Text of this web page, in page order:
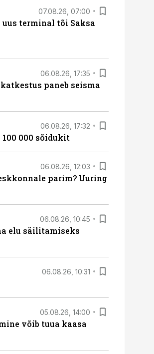
07.08.26, 07:00
terminal tõi Saksa
06.08.26, 17:35
paneb seisma
06.08.26, 17:32
000 sõidukit
06.08.26, 12:03
parim? Uuring
06.08.26, 10:45
elu säilitamiseks
06.08.26, 10:31
05.08.26, 14:00
võib tuua kaasa